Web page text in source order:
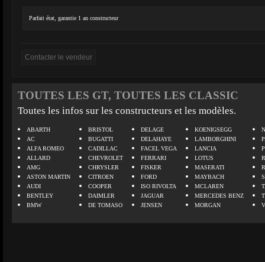
Parfait état, garantie 1 an constructeur
TOUTES LES GT, TOUTES LES CLASSIC
Toutes les infos sur les constructeurs et les modèles.
ABARTH
AC
ALFA ROMEO
ALLARD
AMG
ASTON MARTIN
AUDI
BENTLEY
BMW
BRISTOL
BUGATTI
CADILLAC
CHEVROLET
CHRYSLER
CITROEN
COOPER
DAIMLER
DE TOMASO
DELAGE
DELAHAYE
FACEL VEGA
FERRARI
FISKER
FORD
ISO RIVOLTA
JAGUAR
JENSEN
KOENIGSEGG
LAMBORGHINI
LANCIA
LOTUS
MASERATI
MAYBACH
MCLAREN
MERCEDES BENZ
MORGAN